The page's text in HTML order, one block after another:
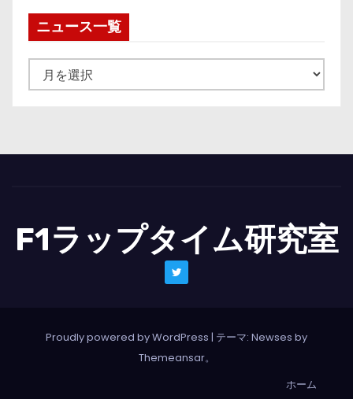
ニュース一覧
ュ
一
F1ラップタイム研究室
Proudly powered by WordPress | テーマ: Newses by
Themeansar。
ホーム